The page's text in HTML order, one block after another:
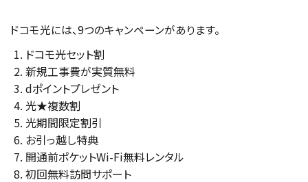
ドコモ光には、9つのキャンペーンがあります。
ドコモ光セット割
新規工事費が実質無料
dポイントプレゼント
光★複数割
光期間限定割引
お引っ越し特典
開通前ポケットWi-Fi無料レンタル
初回無料訪問サポート